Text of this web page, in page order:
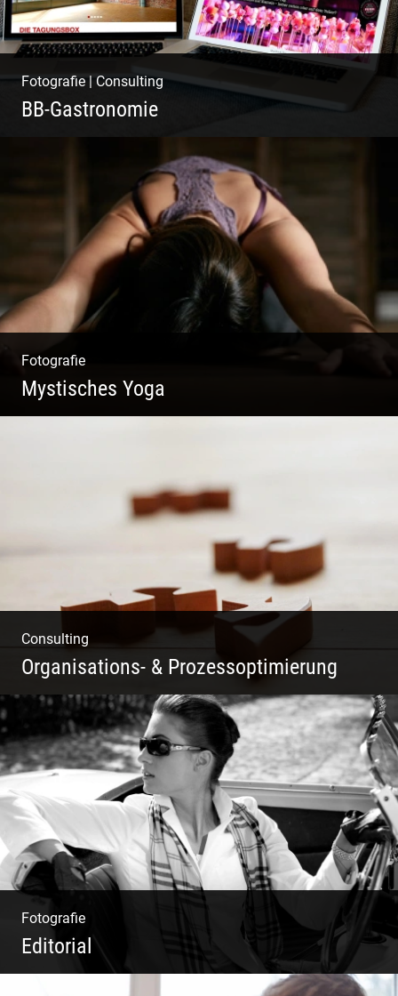
Fotografie|Consulting
BB-Gastronomie
Fotografie, Marketing & Design
Fotografie
Mystisches Yoga
Consulting
Organisations- & Prozessoptimierung
Erfolg ermöglichen durch Klarheit in der
Vision
Fotografie
Editorial